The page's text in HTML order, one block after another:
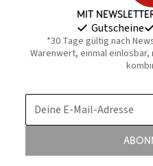
Mit
Gutscheine
*30 Tage gültig nach
Warenwert, einmal
Deine E-Mail-Adresse